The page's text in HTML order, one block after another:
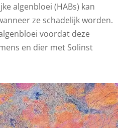
algenbloei (HABs) kan
ze schadelijk worden.
voordat deze
en dier met Solinst